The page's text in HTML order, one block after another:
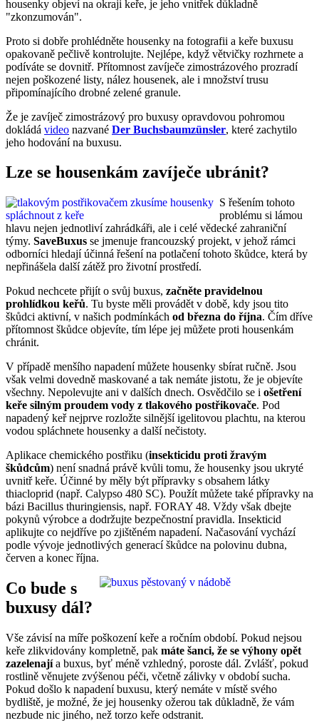
housenky objeví na okraji keře, je jeho vnitřek důkladně
"zkonzumován".
Proto si dobře prohlédněte housenky na fotografii a keře buxusu
opakovaně pečlivě kontrolujte. Nejlépe, když větvičky rozhrnete a
podíváte se dovnitř. Přítomnost zavíječe zimostrázového prozradí
nejen poškozené listy, nález housenek, ale i množství trusu
připomínajícího drobné zelené granule.
Že je zavíječ zimostrázový pro buxusy opravdovou pohromou
dokládá video nazvané Der Buchsbaumzünsler, které zachytilo
jeho hodování na buxusu.
Lze se housenkám zavíječe ubránit?
S řešením tohoto
problému si lámou
hlavu nejen jednotliví zahrádkáři, ale i celé vědecké zahraniční
týmy. SaveBuxus se jmenuje francouzský projekt, v jehož rámci
odborníci hledají účinná řešení na potlačení tohoto škůdce, která by
nepřinášela další zátěž pro životní prostředí.
Pokud nechcete přijít o svůj buxus, začněte pravidelnou
prohlídkou keřů. Tu byste měli provádět v době, kdy jsou tito
škůdci aktivní, v našich podmínkách od března do října. Čím dříve
přítomnost škůdce objevíte, tím lépe jej můžete proti housenkám
chránit.
V případě menšího napadení můžete housenky sbírat ručně. Jsou
však velmi dovedně maskované a tak nemáte jistotu, že je objevíte
všechny. Nepolevujte ani v dalších dnech. Osvědčilo se i ošetření
keře silným proudem vody z tlakového postřikovače. Pod
napadený keř nejprve rozložte silnější igelitovou plachtu, na kterou
vodou spláchnete housenky a další nečistoty.
Aplikace chemického postřiku (insekticidu proti žravým
škůdcům) není snadná právě kvůli tomu, že housenky jsou ukryté
uvnitř keře. Účinné by měly být přípravky s obsahem látky
thiacloprid (např. Calypso 480 SC). Použít můžete také přípravky na
bázi Bacillus thuringiensis, např. FORAY 48. Vždy však dbejte
pokynů výrobce a dodržujte bezpečnostní pravidla. Insekticid
aplikujte co nejdříve po zjištěném napadení. Načasování vychází
podle vývoje jednotlivých generací škůdce na polovinu dubna,
červen a konec října.
Co bude s
buxusy dál?
Vše závisí na míře poškození keře a ročním období. Pokud nejsou
keře zlikvidovány kompletně, pak máte šanci, že se výhony opět
zazelenajía buxus, byť méně vzhledný, poroste dál. Zvlášť, pokud
rostlině věnujete zvýšenou péči, včetně zálivky v období sucha.
Pokud došlo k napadení buxusu, který nemáte v místě svého
bydliště, je možné, že jej housenky ožerou tak důkladně, že vám
nezbude nic jiného, než torzo keře odstranit.